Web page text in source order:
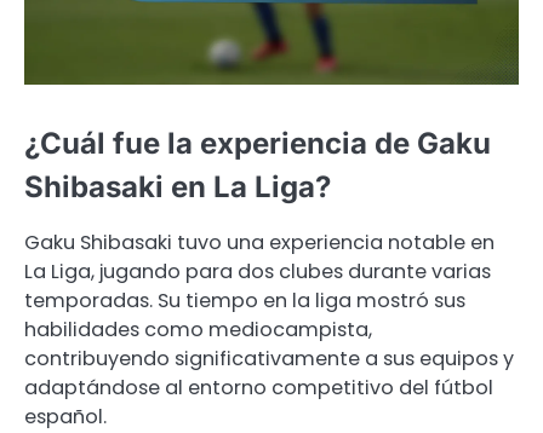
¿Cuál fue la experiencia de Gaku
Shibasaki en La Liga?
Gaku Shibasaki tuvo una experiencia notable en
La Liga, jugando para dos clubes durante varias
temporadas. Su tiempo en la liga mostró sus
habilidades como mediocampista,
contribuyendo significativamente a sus equipos y
adaptándose al entorno competitivo del fútbol
español.